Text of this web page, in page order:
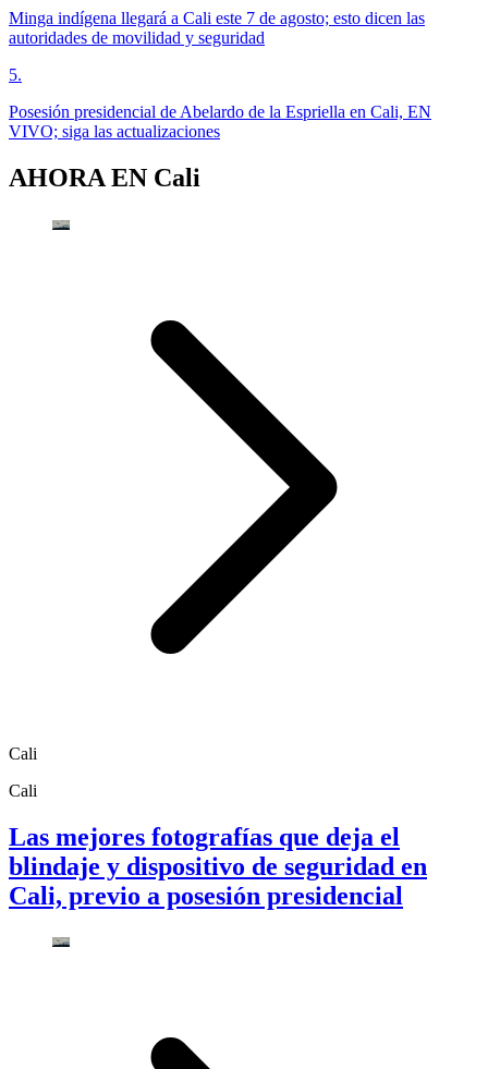
Minga indígena llegará a Cali este 7 de agosto; esto dicen las
autoridades de movilidad y seguridad
5.
Posesión presidencial de Abelardo de la Espriella en Cali, EN
VIVO; siga las actualizaciones
AHORA EN Cali
Cali
Cali
Las mejores fotografías que deja el
blindaje y dispositivo de seguridad en
Cali, previo a posesión presidencial